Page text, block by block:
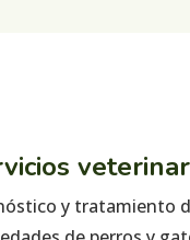
y tratamiento